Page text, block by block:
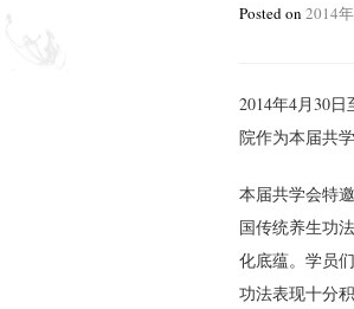
Posted on 2014
2014年4月30
院作为本届共
本届共学会特
国传统养生功
化底蕴。学员
功法表现十分